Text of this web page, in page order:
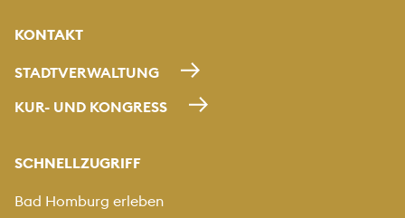
KONTAKT
STADTVERWALTUNG
KUR- UND KONGRESS
SCHNELLZUGRIFF
Bad Homburg erleben